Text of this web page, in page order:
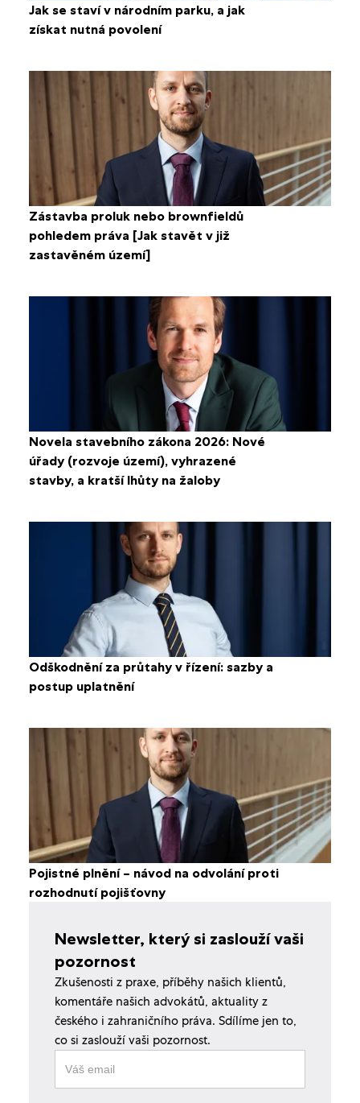
Jak se staví v národním parku, a jak
získat nutná povolení
Zástavba proluk nebo brownfieldů
pohledem práva [Jak stavět v již
zastavěném území]
Novela stavebního zákona 2026: Nové
úřady (rozvoje území), vyhrazené
stavby, a kratší lhůty na žaloby
Odškodnění za průtahy v řízení: sazby a
postup uplatnění
Pojistné plnění – návod na odvolání proti
rozhodnutí pojišťovny
Newsletter, který si zaslouží vaši
pozornost
Zkušenosti z praxe, příběhy našich klientů,
komentáře našich advokátů, aktuality z
českého i zahraničního práva. Sdílíme jen to,
co si zaslouží vaši pozornost.